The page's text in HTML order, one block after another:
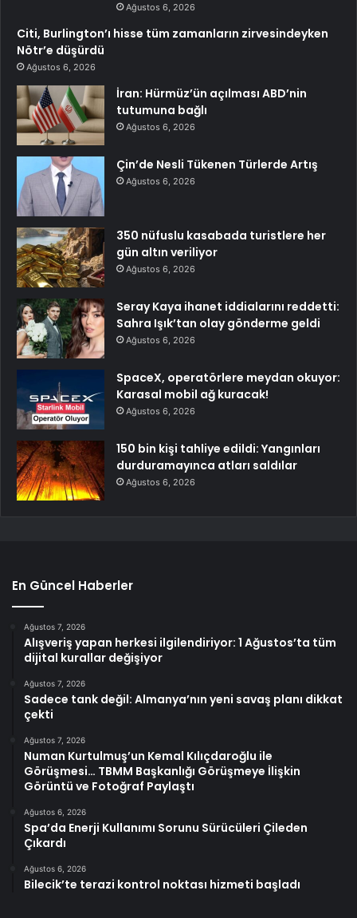
Ağustos 6, 2026
Citi, Burlington’ı hisse tüm zamanların zirvesindeyken
Nötr’e düşürdü
Ağustos 6, 2026
İran: Hürmüz’ün açılması ABD’nin
tutumuna bağlı
Ağustos 6, 2026
Çin’de Nesli Tükenen Türlerde Artış
Ağustos 6, 2026
350 nüfuslu kasabada turistlere her
gün altın veriliyor
Ağustos 6, 2026
Seray Kaya ihanet iddialarını reddetti:
Sahra Işık’tan olay gönderme geldi
Ağustos 6, 2026
SpaceX, operatörlere meydan okuyor:
Karasal mobil ağ kuracak!
Ağustos 6, 2026
150 bin kişi tahliye edildi: Yangınları
durduramayınca atları saldılar
Ağustos 6, 2026
En Güncel Haberler
Ağustos 7, 2026
Alışveriş yapan herkesi ilgilendiriyor: 1 Ağustos’ta tüm
dijital kurallar değişiyor
Ağustos 7, 2026
Sadece tank değil: Almanya’nın yeni savaş planı dikkat
çekti
Ağustos 7, 2026
Numan Kurtulmuş’un Kemal Kılıçdaroğlu ile
Görüşmesi… TBMM Başkanlığı Görüşmeye İlişkin
Görüntü ve Fotoğraf Paylaştı
Ağustos 6, 2026
Spa’da Enerji Kullanımı Sorunu Sürücüleri Çileden
Çıkardı
Ağustos 6, 2026
Bilecik’te terazi kontrol noktası hizmeti başladı